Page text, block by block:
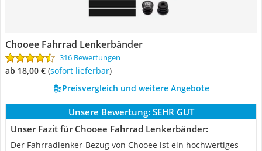
Chooee Fahrrad Lenkerbänder
316 Bewertungen
ab 18,00 € ( Sofort lieferbar)
Preisvergleich und weitere Angebote
Unsere Bewertung: SEHR GUT
Unser Fazit für Chooee Fahrrad Lenkerbänder:
Der Fahrradlenker-Bezug von Chooee ist ein hochwertiges